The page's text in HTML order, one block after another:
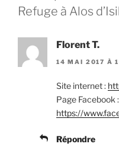
Refuge à Alos
Florent T.
14 MAI 2017 À
Site internet :
Page Facebook :
https://
Répondre